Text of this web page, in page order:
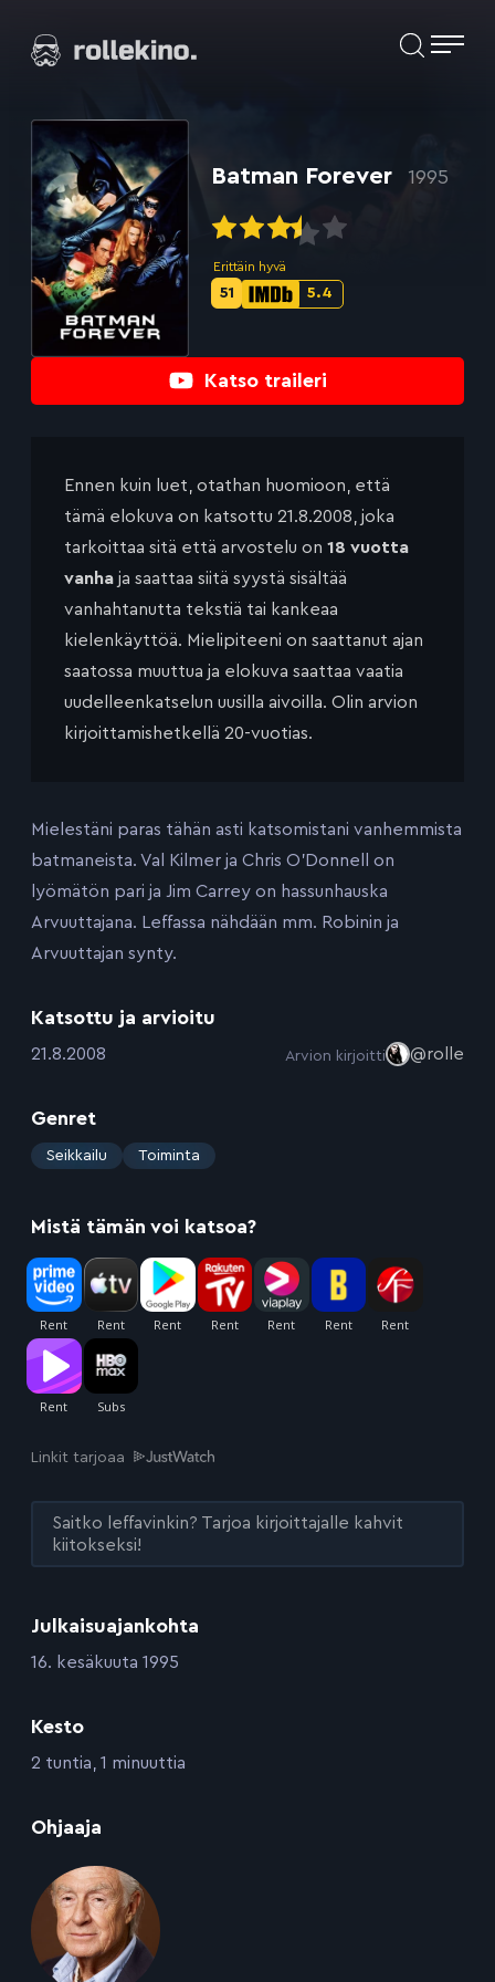
suoraan
Elokuvat ja elokuva-arviot | Rollekino.fi
jälkeen.
Katso traileri
Batman Forever 1995
Erittäin hyvä
IMDb-
5.4
Metascore-
51
Julkaisuajankohta
:16. kesäkuuta 1995
Kesto
:2 tuntia, 1 minuuttia
Ohjaaja
Ennen kuin luet, otathan huomioon, että
tämä elokuva on katsottu 21.8.2008, joka
tarkoittaa sitä että arvostelu on 18 vuotta
vanha ja saattaa siitä syystä sisältää
vanhahtanutta tekstiä tai kankeaa
kielenkäyttöä. Mielipiteeni on saattanut ajan
saatossa muuttua ja elokuva saattaa vaatia
uudelleenkatselun uusilla aivoilla. Olin arvion
kirjoittamishetkellä 20-vuotias.
Mielestäni paras tähän asti katsomistani vanhemmista
batmaneista. Val Kilmer ja Chris O’Donnell on
lyömätön pari ja Jim Carrey on hassunhauska
Arvuuttajana. Leffassa nähdään mm. Robinin ja
Arvuuttajan synty.
Katsottu ja arvioitu
:21.8.2008 Arvion kirjoitti @rolle
Genret
: Seikkailu Toiminta
Mistä tämän voi katsoa?
Linkit tarjoaa
Saitko leffavinkin? Tarjoa kirjoittajalle kahvit
kiitokseksi!